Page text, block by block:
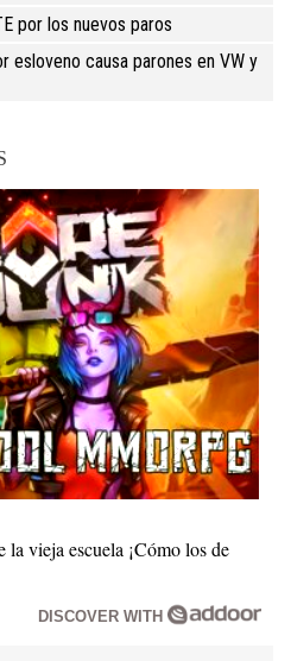
por los nuevos paros
esloveno causa parones en VW y
vieja escuela ¡Cómo los de
DISCOVER WITH